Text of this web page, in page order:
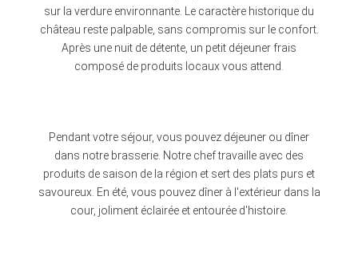
sur la verdure environnante. Le caractère historique du
château reste palpable, sans compromis sur le confort.
Après une nuit de détente, un petit déjeuner frais
composé de produits locaux vous attend.
Pendant votre séjour, vous pouvez déjeuner ou dîner
dans notre brasserie. Notre chef travaille avec des
produits de saison de la région et sert des plats purs et
savoureux. En été, vous pouvez dîner à l'extérieur dans la
cour, joliment éclairée et entourée d'histoire.